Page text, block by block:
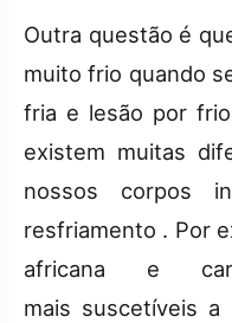
Outra questão é
muito frio quando
fria e lesão por
existem muitas
nossos corpos
resfriamento . Por
africana e
mais suscetíveis